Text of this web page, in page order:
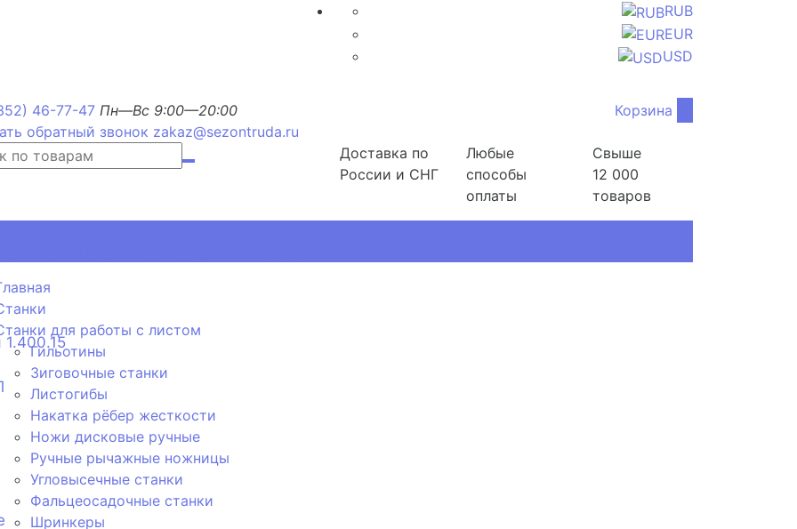
RUB
EUR
USD
46-77-47 Пн—Вс 9:00—20:00
обратный звонок zakaz@sezontruda.ru
Корзина
Доставка по
России и СНГ
Любые
способы
оплаты
Свыше
12 000
товаров
для работы с листом
Гильотины
Зиговочные станки
Листогибы
Накатка рёбер жесткости
Ножи дисковые ручные
Ручные рычажные ножницы
Угловысечные станки
Фальцеосадочные станки
Шринкеры